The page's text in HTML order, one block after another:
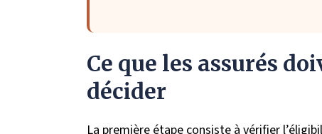
Ce que les assurés
décider
La première étape consiste à vérifier